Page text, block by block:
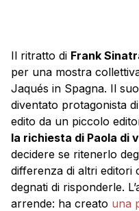
Il ritratto di Frank
per una mostra
Jaqués in Spagna. Il
diventato protagonista
edito da un piccolo
la richiesta di Paola di
decidere se ritenerlo
differenza di altri editori
degnati di risponderle.
arrende: ha creato una